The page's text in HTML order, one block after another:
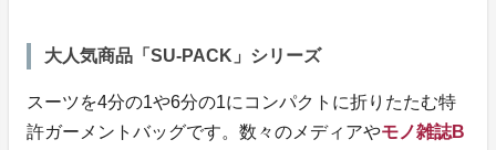
大人気商品「SU-PACK」シリーズ
スーツを4分の1や6分の1にコンパクトに折りたたむ特
許ガーメントバッグです。数々のメディアやモノ雑誌B